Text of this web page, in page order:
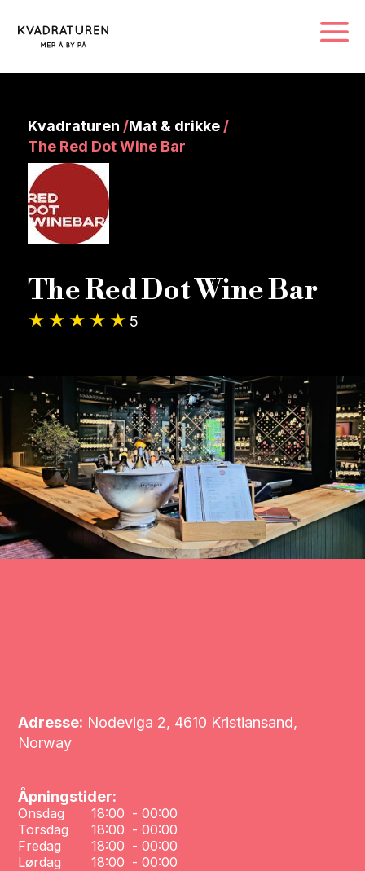
Kvadraturen /Mat & drikke /
The Red Dot Wine Bar
The Red Dot Wine Bar
5
Adresse: Nodeviga 2, 4610 Kristiansand,
Norway
Åpningstider:
Onsdag 18:00 -00:00
Torsdag
18:00 -00:00
Fredag
18:00 -00:00
Lørdag
18:00 -00:00